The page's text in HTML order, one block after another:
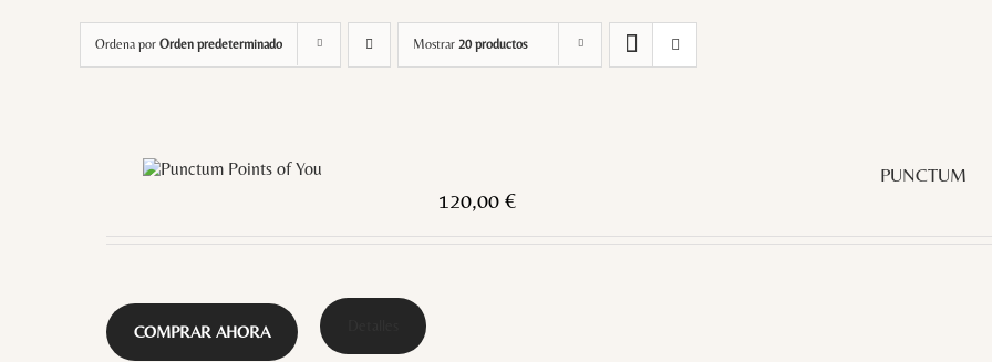
Ordena por Orden predeterminado Mostrar 20 productos
PUNCTUM
120,00 €
COMPRAR AHORA